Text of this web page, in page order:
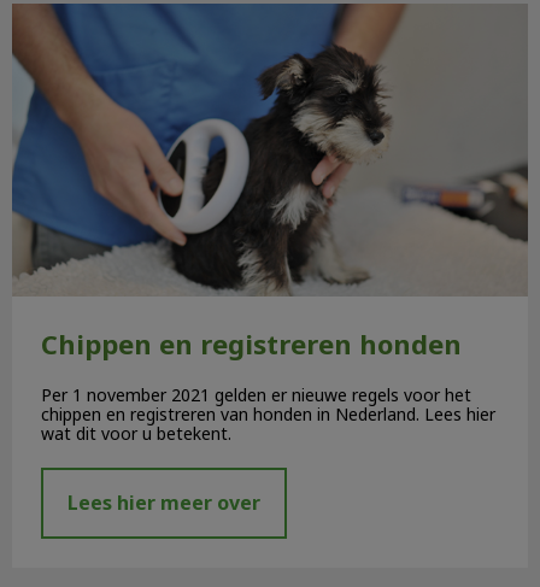
Chippen en registreren honden
Chippen en registreren honden
Per 1 november 2021 gelden er nieuwe regels voor het
chippen en registreren van honden in Nederland. Lees hier
wat dit voor u betekent.
Lees hier meer over